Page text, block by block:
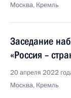
Москва, Кремль
Заседание
«Россия –
20 апреля 2022
Москва, Кремль